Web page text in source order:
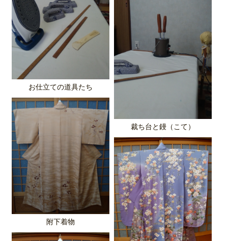
お仕立ての道具たち
裁ち台と鏝（こて）
附下着物